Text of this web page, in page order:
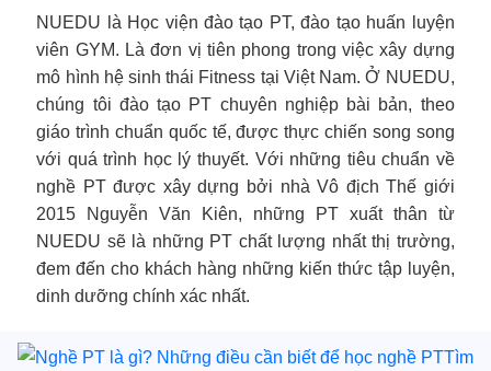
NUEDU là Học viện đào tạo PT, đào tạo huấn luyện
viên GYM. Là đơn vị tiên phong trong việc xây dựng
mô hình hệ sinh thái Fitness tại Việt Nam. Ở NUEDU,
chúng tôi đào tạo PT chuyên nghiệp bài bản, theo
giáo trình chuẩn quốc tế, được thực chiến song song
với quá trình học lý thuyết. Với những tiêu chuẩn về
nghề PT được xây dựng bởi nhà Vô địch Thế giới
2015 Nguyễn Văn Kiên, những PT xuất thân từ
NUEDU sẽ là những PT chất lượng nhất thị trường,
đem đến cho khách hàng những kiến thức tập luyện,
dinh dưỡng chính xác nhất.
Tìm